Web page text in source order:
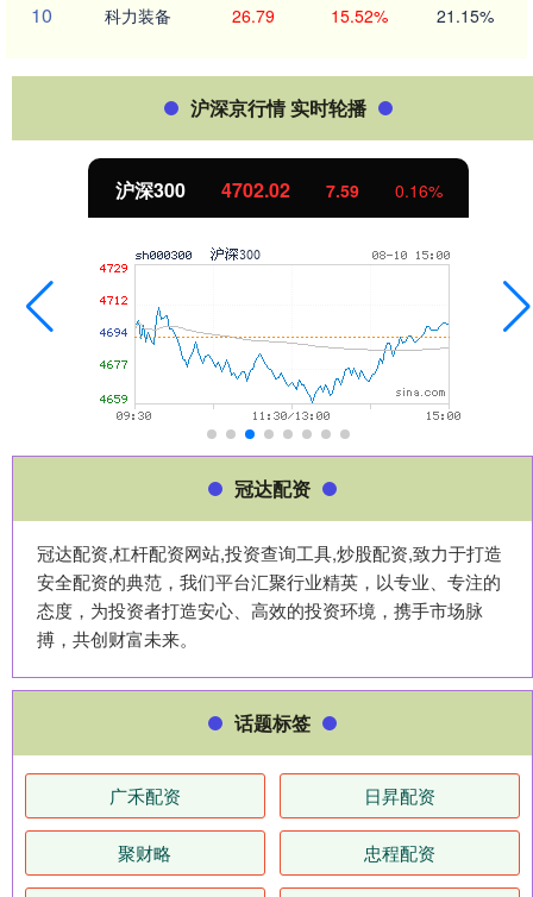
10 科力装备 26.79 15.52% 21.15%
沪深京行情 实时轮播
沪深300 4702.02 7.59 0.16%
冠达配资
冠达配资,杠杆配资网站,投资查询工具,炒股配资,致力于打造
安全配资的典范，我们平台汇聚行业精英，以专业、专注的
态度，为投资者打造安心、高效的投资环境，携手市场脉
搏，共创财富未来。
话题标签
广禾配资 日昇配资
聚财略 忠程配资